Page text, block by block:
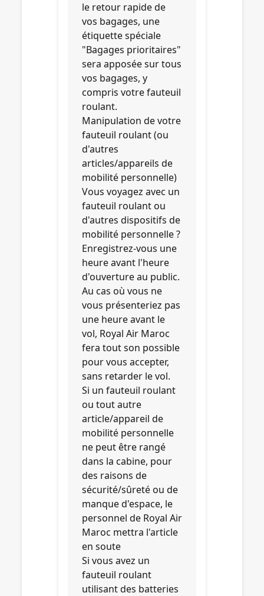
le retour rapide de
vos bagages, une
étiquette spéciale
"Bagages prioritaires"
sera apposée sur tous
vos bagages, y
compris votre fauteuil
roulant.
Manipulation de votre
fauteuil roulant (ou
d'autres
articles/appareils de
mobilité personnelle)
Vous voyagez avec un
fauteuil roulant ou
d'autres dispositifs de
mobilité personnelle ?
Enregistrez-vous une
heure avant l'heure
d'ouverture au public.
Au cas où vous ne
vous présenteriez pas
une heure avant le
vol, Royal Air Maroc
fera tout son possible
pour vous accepter,
sans retarder le vol.
Si un fauteuil roulant
ou tout autre
article/appareil de
mobilité personnelle
ne peut être rangé
dans la cabine, pour
des raisons de
sécurité/sûreté ou de
manque d'espace, le
personnel de Royal Air
Maroc mettra l'article
en soute
Si vous avez un
fauteuil roulant
utilisant des batteries